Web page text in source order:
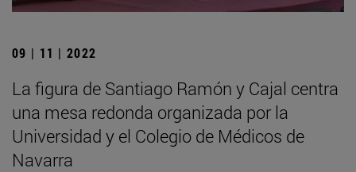
09 | 11 | 2022
La figura de Santiago Ramón y Cajal centra
una mesa redonda organizada por la
Universidad y el Colegio de Médicos de
Navarra